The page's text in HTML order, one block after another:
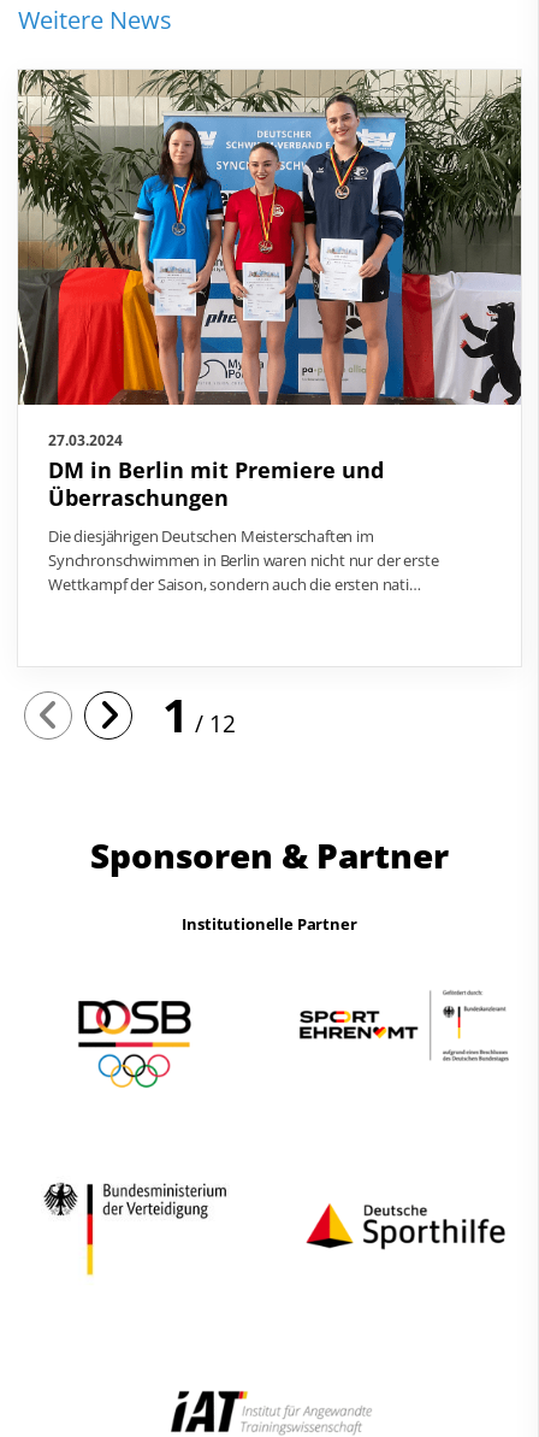
Weitere News
27.03.2024
DM in Berlin mit Premiere und
Überraschungen
Die diesjährigen Deutschen Meisterschaften im
Synchronschwimmen in Berlin waren nicht nur der erste
Wettkampf der Saison, sondern auch die ersten nati…
1 12
Sponsoren & Partner
Institutionelle Partner